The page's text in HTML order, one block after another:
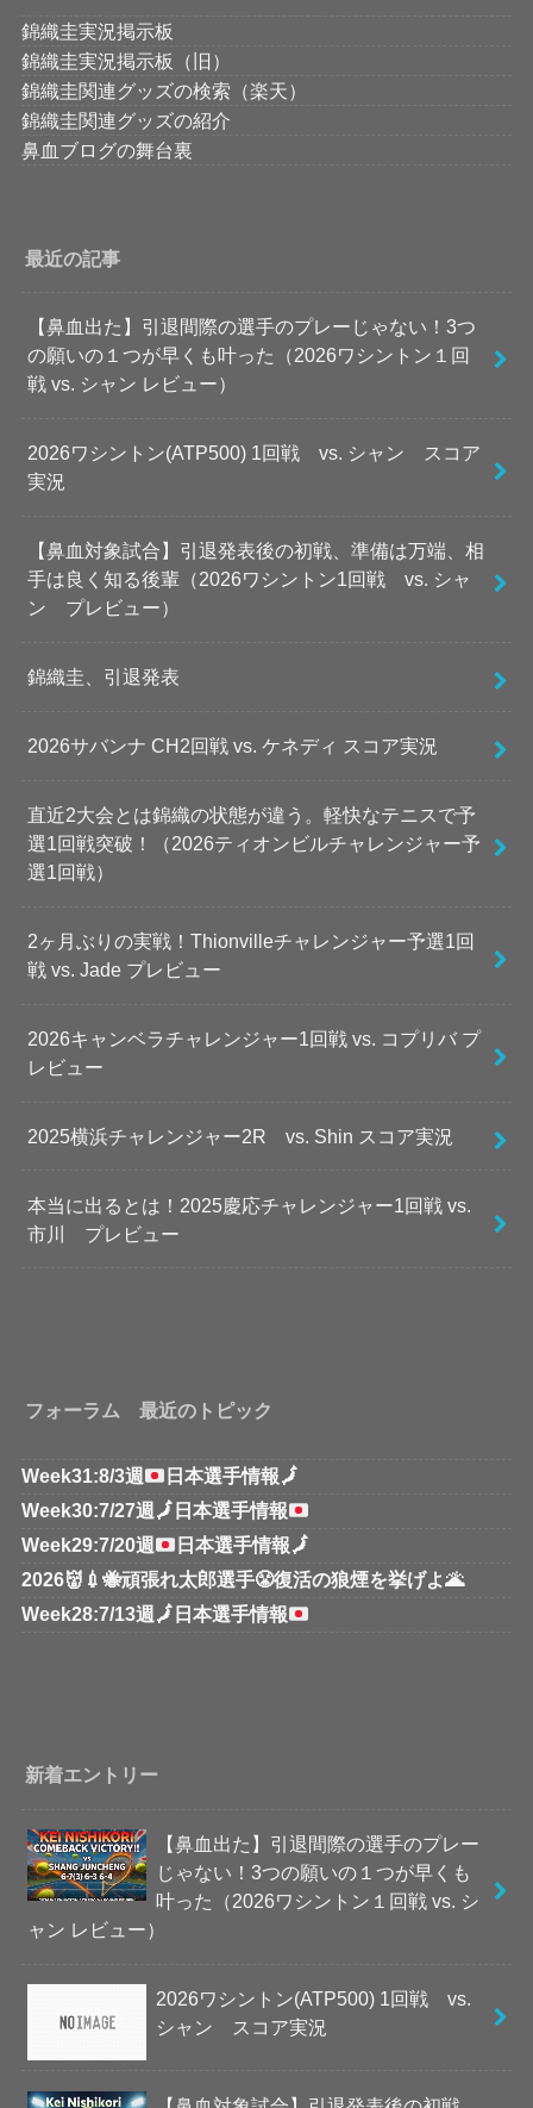
錦織圭実況掲示板
錦織圭実況掲示板（旧）
錦織圭関連グッズの検索（楽天）
錦織圭関連グッズの紹介
鼻血ブログの舞台裏
最近の記事
【鼻血出た】引退間際の選手のプレーじゃない！3つ
の願いの１つが早くも叶った（2026ワシントン１回
戦 vs. シャン レビュー）
2026ワシントン(ATP500) 1回戦 vs. シャン スコア
実況
【鼻血対象試合】引退発表後の初戦、準備は万端、相
手は良く知る後輩（2026ワシントン1回戦 vs. シャ
ン プレビュー）
錦織圭、引退発表
2026サバンナ CH2回戦 vs. ケネディ スコア実況
直近2大会とは錦織の状態が違う。軽快なテニスで予
選1回戦突破！（2026ティオンビルチャレンジャー予
選1回戦）
2ヶ月ぶりの実戦！Thionvilleチャレンジャー予選1回
戦 vs. Jade プレビュー
2026キャンベラチャレンジャー1回戦 vs. コプリバ プ
レビュー
2025横浜チャレンジャー2R vs. Shin スコア実況
本当に出るとは！2025慶応チャレンジャー1回戦 vs.
市川 プレビュー
フォーラム 最近のトピック
Week31:8/3週 日本選手情報🗾
Week30:7/27週 🗾 日本選手情報
Week29:7/20週
日本選手情報🗾
2026👹💉🐝頑張れ太郎選手😤復活の狼煙を挙げよ🌋
Week28:7/13週 🗾 日本選手情報
新着エントリー
【鼻血出た】引退間際の選手のプレー
じゃない！3つの願いの１つが早くも
叶った（2026ワシントン１回戦 vs. シ
ャン レビュー）
2026ワシントン(ATP500) 1回戦 vs.
シャン スコア実況